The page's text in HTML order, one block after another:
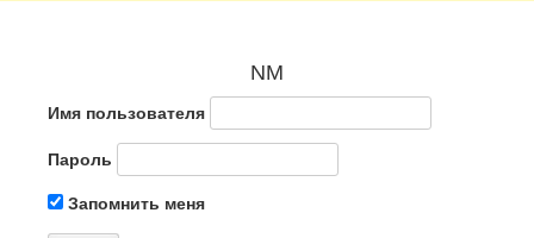
NM
Имя пользователя
Пароль
Запомнить меня